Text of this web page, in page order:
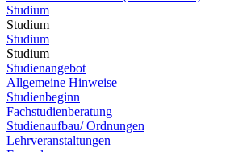
Studium
Studium
Studium
Studium
Studienangebot
Allgemeine Hinweise
Studienbeginn
Fachstudienberatung
Studienaufbau/ Ordnungen
Lehrveranstaltungen